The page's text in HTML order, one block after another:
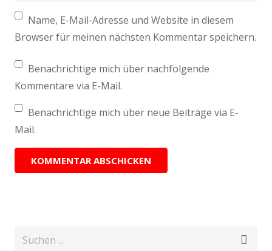
Name, E-Mail-Adresse und Website in diesem
Browser für meinen nächsten Kommentar speichern.
Benachrichtige mich über nachfolgende
Kommentare via E-Mail.
Benachrichtige mich über neue Beiträge via E-
Mail.